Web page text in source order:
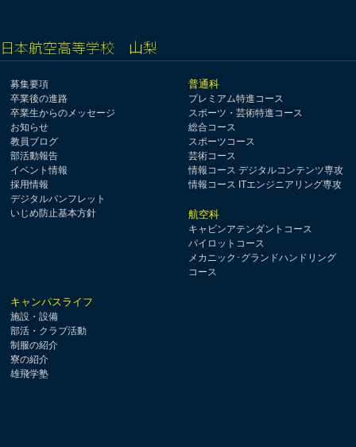
日本航空高等学校 山梨
募集要項
卒業後の進路
卒業生からのメッセージ
お知らせ
教員ブログ
部活動報告
イベント情報
採用情報
デジタルパンフレット
いじめ防止基本方針
普通科
プレミアム特進コース
スポーツ・芸術特進コース
総合コース
スポーツコース
芸術コース
情報コース デジタルコンテンツ専攻
情報コース ITエンジニアリング専攻
航空科
キャビンアテンダントコース
パイロットコース
メカニック･グランドハンドリング
コース
キャンパスライフ
施設・設備
部活・クラブ活動
制服の紹介
寮の紹介
雄飛学塾